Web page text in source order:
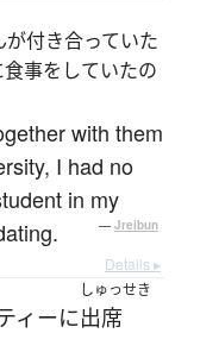
が付き合っていた
事をしていたの
with them
I had no
in my
— Jreibun
Details ▸
ィーに
しゅっせき
出席